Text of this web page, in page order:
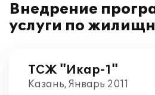
Внедрение
услуги по
ТСЖ "Икар-1"
Казань, Январь 2011